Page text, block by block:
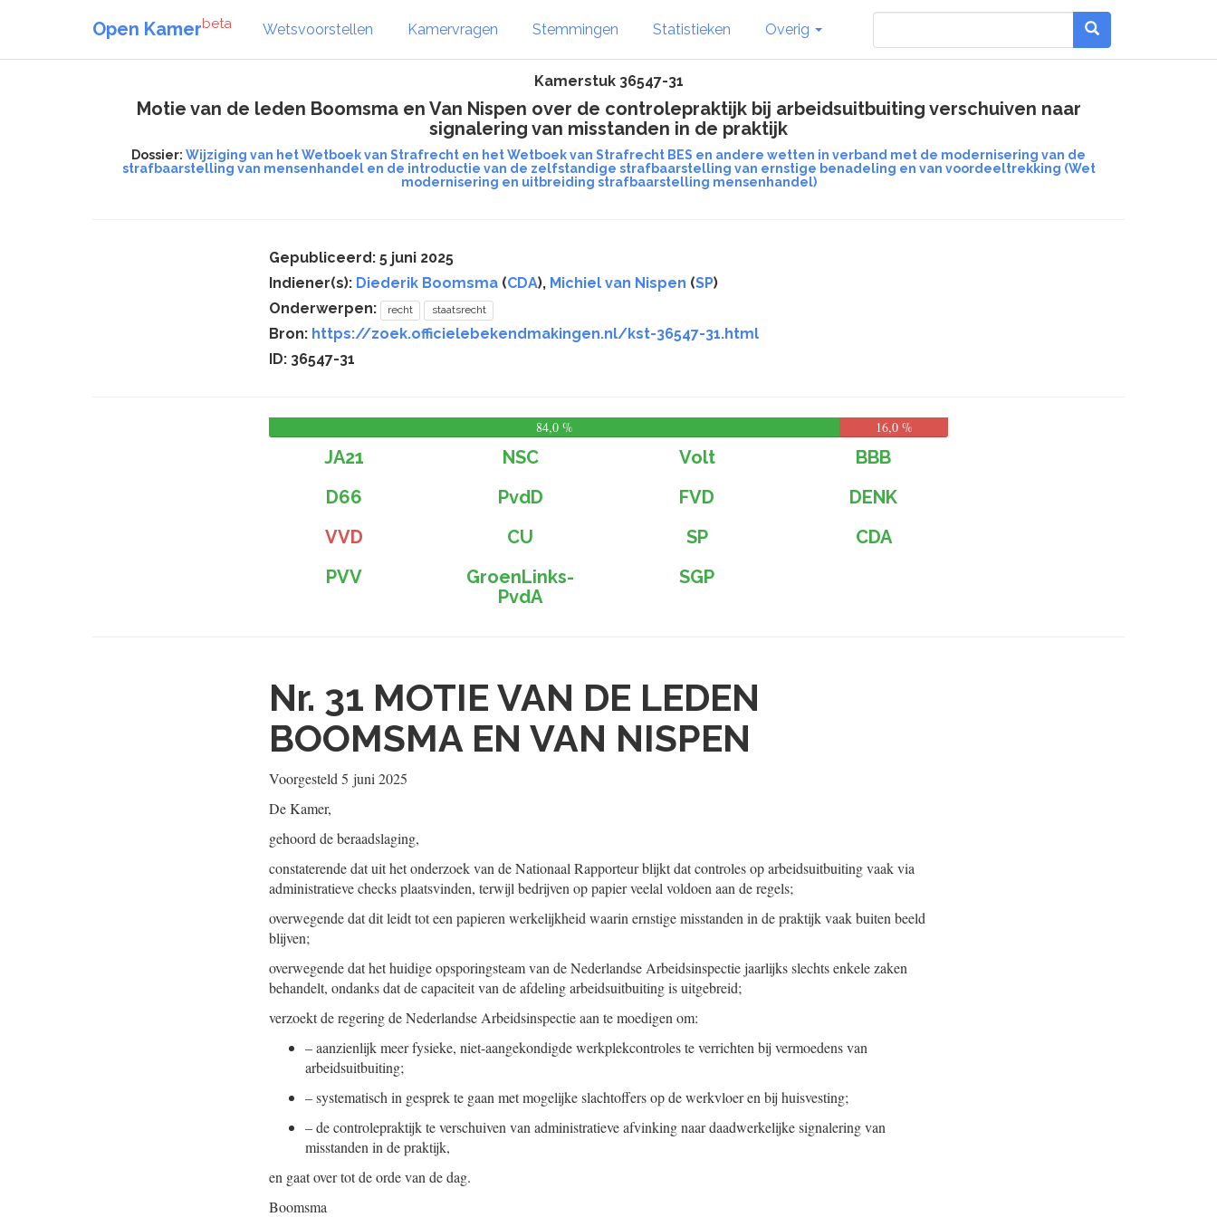
Open Kamerbeta Wetsvoorstellen Kamervragen Stemmingen Statistieken Overig
Kamerstuk 36547-31
Motie van de leden Boomsma en Van Nispen over de controlepraktijk bij arbeidsuitbuiting verschuiven naar
signalering van misstanden in de praktijk
Dossier: Wijziging van het Wetboek van Strafrecht en het Wetboek van Strafrecht BES en andere wetten in verband met de modernisering van de
strafbaarstelling van mensenhandel en de introductie van de zelfstandige strafbaarstelling van ernstige benadeling en van voordeeltrekking (Wet
modernisering en uitbreiding strafbaarstelling mensenhandel)
Gepubliceerd: 5 juni 2025
Indiener(s): Diederik Boomsma (CDA), Michiel van Nispen (SP)
Onderwerpen:
recht staatsrecht
Bron: https://zoek.officielebekendmakingen.nl/kst-36547-31.html
ID: 36547-31
84,0 % 16,0 %
JA21 NSC Volt
BBB
D66
PvdD FVD
DENK
VVD
CU SP
CDA
PVV
GroenLinks-
PvdA
SGP
Nr. 31 MOTIE VAN DE LEDEN
BOOMSMA EN VAN NISPEN
Voorgesteld 5 juni 2025
De Kamer,
gehoord de beraadslaging,
constaterende dat uit het onderzoek van de Nationaal Rapporteur blijkt dat controles op arbeidsuitbuiting vaak via
administratieve checks plaatsvinden, terwijl bedrijven op papier veelal voldoen aan de regels;
overwegende dat dit leidt tot een papieren werkelijkheid waarin ernstige misstanden in de praktijk vaak buiten beeld
blijven;
overwegende dat het huidige opsporingsteam van de Nederlandse Arbeidsinspectie jaarlijks slechts enkele zaken
behandelt, ondanks dat de capaciteit van de afdeling arbeidsuitbuiting is uitgebreid;
verzoekt de regering de Nederlandse Arbeidsinspectie aan te moedigen om:
–aanzienlijk meer fysieke, niet-aangekondigde werkplekcontroles te verrichten bij vermoedens van
arbeidsuitbuiting;
–systematisch in gesprek te gaan met mogelijke slachtoffers op de werkvloer en bij huisvesting;
–de controlepraktijk te verschuiven van administratieve afvinking naar daadwerkelijke signalering van
misstanden in de praktijk,
en gaat over tot de orde van de dag.
Boomsma